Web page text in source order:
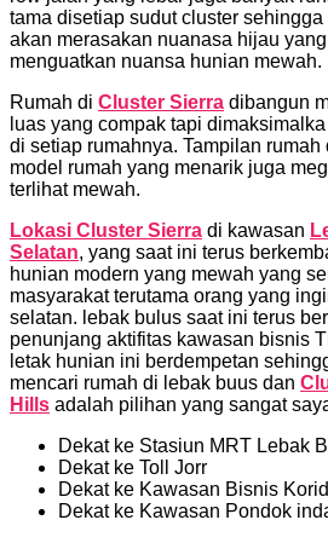
tama disetiap sudut cluster
akan merasakan nuanasa hijau
menguatkan nuansa hunian mewah.
Rumah di Cluster Sierra dibangun
luas yang compak tapi
di setiap rumahnya. Tampilan
model rumah yang menarik juga
terlihat mewah.
Lokasi Cluster Sierra di kawasan
Selatan, yang saat ini terus
hunian modern yang mewah yang
masyarakat terutama orang yang
selatan. lebak bulus saat ini terus
penunjang aktifitas kawasan bisnis
letak hunian ini berdempetan
mencari rumah di lebak buus dan
Hills adalah pilihan yang sangat
Dekat ke Stasiun MRT Lebak
Dekat ke Toll Jorr
Dekat ke Kawasan Bisnis
Dekat ke Kawasan Pondok